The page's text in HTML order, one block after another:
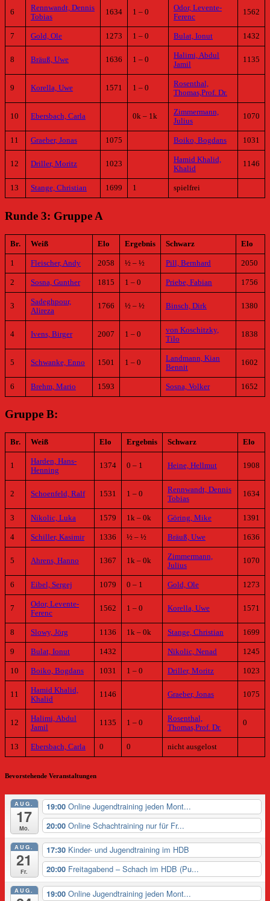
6
Rennwandt, Dennis
Tobias
1634 1 – 0
Odor, Levente-
Ferenc
1562
7 Gold, Ole 1273 1 – 0 Bulat, Ionut 1432
8 Bräuß, Uwe 1636 1 – 0
Halimi, Abdul
Jamil
1135
9 Korella, Uwe 1571 1 – 0
Rosenthal,
Thomas,Prof. Dr.
10 Ebersbach, Carla 0k – 1k
Zimmermann,
Julius
1070
11 Graeber, Jonas 1075 Boiko, Bogdans 1031
12 Driller, Moritz 1023
Hamid Khalid,
Khalid
1146
13 Stange, Christian 1699 1 spielfrei
Runde 3: Gruppe A
Br. Weiß Elo Ergebnis Schwarz Elo
1 Fleischer, Andy 2058 ½ – ½ Pill, Bernhard 2050
2 Sosna, Gunther 1815 1 – 0 Priebe, Fabian 1756
3
Sadeghpour,
Alireza
1766 ½ – ½ Binsch, Dirk 1380
4 Ivens, Birger 2007 1 – 0
von Koschitzky,
Tilo
1838
5 Schwanke, Enno 1501 1 – 0
Landmann, Kian
Bennit
1602
6 Brehm, Mario 1593 Sosna, Volker 1652
Gruppe B:
Br. Weiß Elo Ergebnis Schwarz Elo
1
Harden, Hans-
Henning
1374 0 – 1 Heine, Hellmut 1908
2 Schoenfeld, Ralf 1531 1 – 0
Rennwandt, Dennis
Tobias
1634
3 Nikolic, Luka 1579 1k – 0k Göring, Mike 1391
4 Schiller, Kasimir 1336 ½ – ½ Bräuß, Uwe 1636
5 Ahrens, Hanno 1367 1k – 0k
Zimmermann,
Julius
1070
6 Eibel, Sergej 1079 0 – 1 Gold, Ole 1273
7
Odor, Levente-
Ferenc
1562 1 – 0 Korella, Uwe 1571
8 Slowy, Jörg 1136 1k – 0k Stange, Christian 1699
9 Bulat, Ionut 1432 Nikolic, Nenad 1245
10 Boiko, Bogdans 1031 1 – 0 Driller, Moritz 1023
11
Hamid Khalid,
Khalid
1146 Graeber, Jonas 1075
12
Halimi, Abdul
Jamil
1135 1 – 0
Rosenthal,
Thomas,Prof. Dr.
0
13 Ebersbach, Carla 0 0 nicht ausgelost
Bevorstehende Veranstaltungen
AUG.
17
Mo.
19:00 Online Jugendtraining jeden Mont...
20:00 Online Schachtraining nur für Fr...
AUG.
21
Fr.
17:30 Kinder- und Jugendtraining im HDB
20:00 Freitagabend – Schach im HDB (Pu...
AUG. 19:00 Online Jugendtraining jeden Mont...